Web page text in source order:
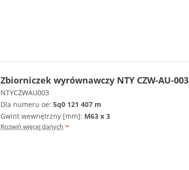
Zbiorniczek wyrównawczy NTY CZW-AU-003
NTYCZWAU003
Dla numeru oe: 5q0 121 407 m
Gwint wewnętrzny [mm]: M63 x 3
Rozwiń więcej danych